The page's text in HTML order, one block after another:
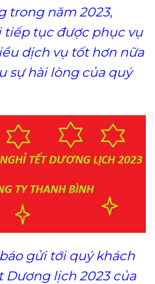
trong năm 2023,
tiếp tục được phục vụ
dịch vụ tốt hơn nữa
sự hài lòng của quý
gửi tới quý khách
lịch 2023 của